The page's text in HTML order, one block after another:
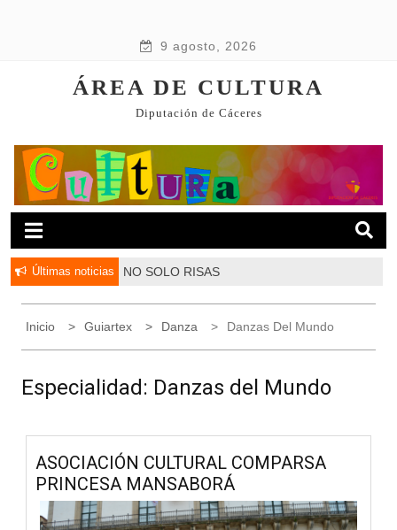
9 agosto, 2026
ÁREA DE CULTURA
Diputación de Cáceres
Últimas noticias NO SOLO RISAS
Inicio Guiartex Danza Danzas Del Mundo
Especialidad: Danzas del Mundo
ASOCIACIÓN CULTURAL COMPARSA
PRINCESA MANSABORÁ